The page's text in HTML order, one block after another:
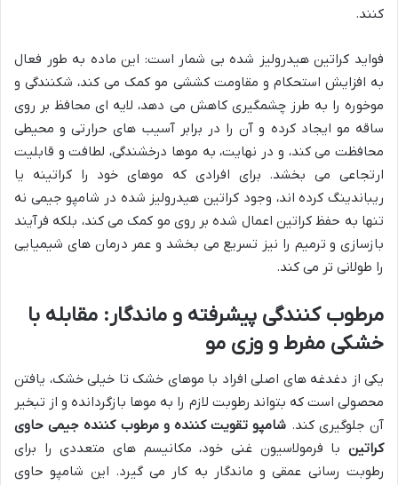
کنند.
فواید کراتین هیدرولیز شده بی شمار است: این ماده به طور فعال
به افزایش استحکام و مقاومت کششی مو کمک می کند، شکنندگی و
موخوره را به طرز چشمگیری کاهش می دهد، لایه ای محافظ بر روی
ساقه مو ایجاد کرده و آن را در برابر آسیب های حرارتی و محیطی
محافظت می کند، و در نهایت، به موها درخشندگی، لطافت و قابلیت
ارتجاعی می بخشد. برای افرادی که موهای خود را کراتینه یا
ریباندینگ کرده اند، وجود کراتین هیدرولیز شده در شامپو جیمی نه
تنها به حفظ کراتین اعمال شده بر روی مو کمک می کند، بلکه فرآیند
بازسازی و ترمیم را نیز تسریع می بخشد و عمر درمان های شیمیایی
را طولانی تر می کند.
مرطوب کنندگی پیشرفته و ماندگار: مقابله با
خشکی مفرط و وزی مو
یکی از دغدغه های اصلی افراد با موهای خشک تا خیلی خشک، یافتن
محصولی است که بتواند رطوبت لازم را به موها بازگردانده و از تبخیر
آن جلوگیری کند. شامپو تقویت کننده و مرطوب کننده جیمی حاوی
کراتین با فرمولاسیون غنی خود، مکانیسم های متعددی را برای
رطوبت رسانی عمقی و ماندگار به کار می گیرد. این شامپو حاوی